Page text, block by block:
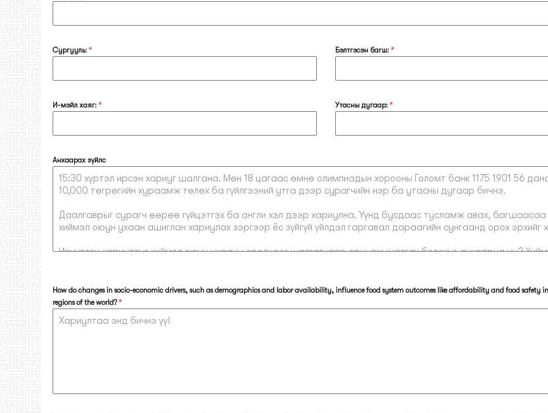
Сургууль:* Бэлтгэсэн багш: *
И-мэйл хаяг:* Утасны дугаар: *
Анхаарах зүйлс
How do changes in socio-economic drivers, such as demographics and labor availability, influence food system outcomes like affordability and food safety
regions of the world?*